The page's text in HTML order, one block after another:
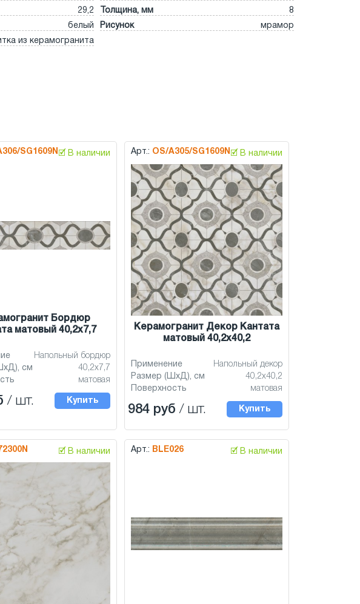
29,2 Толщина, мм
8
белый Рисунок
мрамор
из керамогранита
SG1609N 🗹 В наличии
Бордюр
матовый 40,2x7,7
Напольный бордюр
см
40,2x7,7
матовая
/ шт. Купить
Арт.: OS/A305/SG1609N 🗹 В наличии
Керамогранит Декор Кантата
матовый 40,2x40,2
Применение
Напольный декор
Размер (ШхД), см
40,2x40,2
Поверхность
матовая
984 руб / шт. Купить
🗹 В наличии Арт.: BLE026 🗹 В наличии